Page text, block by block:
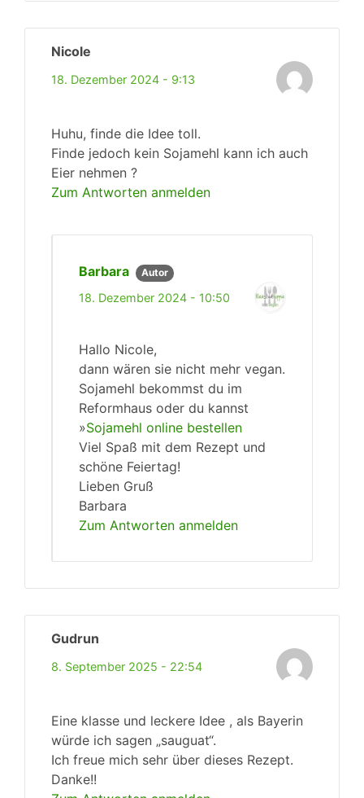
Nicole
18. Dezember 2024 - 9:13
Huhu, finde die Idee toll.
Finde jedoch kein Sojamehl kann ich auch
Eier nehmen ?
Zum Antworten anmelden
Barbara Autor
18. Dezember 2024 - 10:50
Hallo Nicole,
dann wären sie nicht mehr vegan.
Sojamehl bekommst du im
Reformhaus oder du kannst
»Sojamehl online bestellen
Viel Spaß mit dem Rezept und
schöne Feiertag!
Lieben Gruß
Barbara
Zum Antworten anmelden
Gudrun
8. September 2025 - 22:54
Eine klasse und leckere Idee , als Bayerin
würde ich sagen „sauguat“.
Ich freue mich sehr über dieses Rezept.
Danke!!